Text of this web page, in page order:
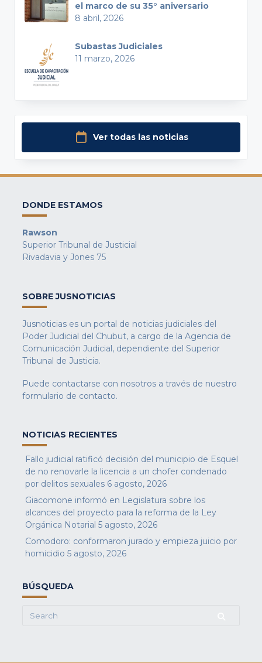
el marco de su 35° aniversario
8 abril, 2026
Subastas Judiciales
11 marzo, 2026
Ver todas las noticias
DONDE ESTAMOS
Rawson
Superior Tribunal de Justicial
Rivadavia y Jones 75
SOBRE JUSNOTICIAS
Jusnoticias es un portal de noticias judiciales del
Poder Judicial del Chubut, a cargo de la Agencia de
Comunicación Judicial, dependiente del Superior
Tribunal de Justicia.
Puede contactarse con nosotros a través de nuestro
formulario de contacto.
NOTICIAS RECIENTES
Fallo judicial ratificó decisión del municipio de Esquel
de no renovarle la licencia a un chofer condenado
por delitos sexuales 6 agosto, 2026
Giacomone informó en Legislatura sobre los
alcances del proyecto para la reforma de la Ley
Orgánica Notarial 5 agosto, 2026
Comodoro: conformaron jurado y empieza juicio por
homicidio 5 agosto, 2026
BÚSQUEDA
Search